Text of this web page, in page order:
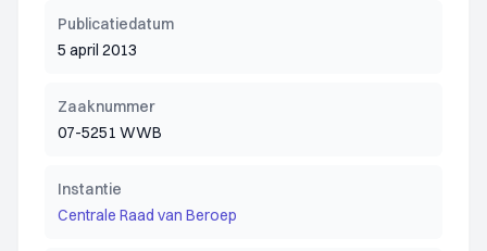
Publicatiedatum
5 april 2013
Zaaknummer
07-5251 WWB
Instantie
Centrale Raad van Beroep